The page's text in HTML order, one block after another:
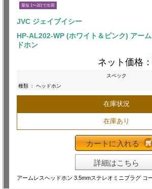
最短 1〜3日で出荷
JVC ジェイブイシー
HP-AL202-WP (ホワイト＆ピンク) アー
ドホン
ネット価格：
スペック
種類 : ヘッドホン
在庫状況
在庫あり
カートに入れる
詳細はこちら
アームレスヘッドホン 3.5mmステレオミニプラグ コ